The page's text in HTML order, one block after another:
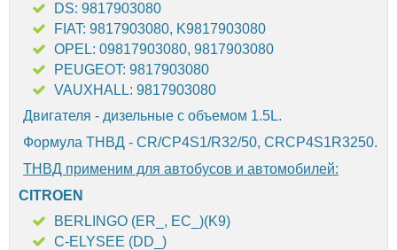
DS: 9817903080
FIAT: 9817903080, K9817903080
OPEL: 09817903080, 9817903080
PEUGEOT: 9817903080
VAUXHALL: 9817903080
Двигателя - дизельные с объемом 1.5L.
Формула ТНВД - CR/CP4S1/R32/50, CRCP4S1R3250.
ТНВД применим для автобусов и автомобилей:
CITROEN
BERLINGO (ER_, EC_)(K9)
C-ELYSEE (DD_)